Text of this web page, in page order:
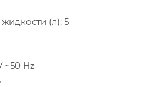
(л): 5
~50 Hz